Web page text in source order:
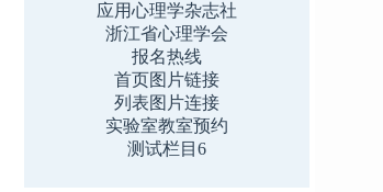
应用心理学杂志社
浙江省心理学会
报名热线
首页图片链接
列表图片连接
实验室教室预约
测试栏目6